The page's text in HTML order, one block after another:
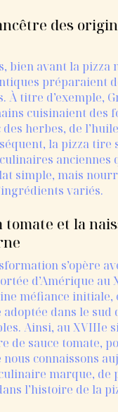
des
bien avant la pizza
préparaient
À titre d’exemple,
cuisinaient des
des herbes, de l’huile
la pizza tire
culinaires anciennes
simple, mais
variés.
tomate et la
s’opère
d’Amérique au
méfiance initiale,
adoptée dans le sud
Ainsi, auXVIIIe
de sauce tomate,
nous connaissons
marque, de
l’histoire de la